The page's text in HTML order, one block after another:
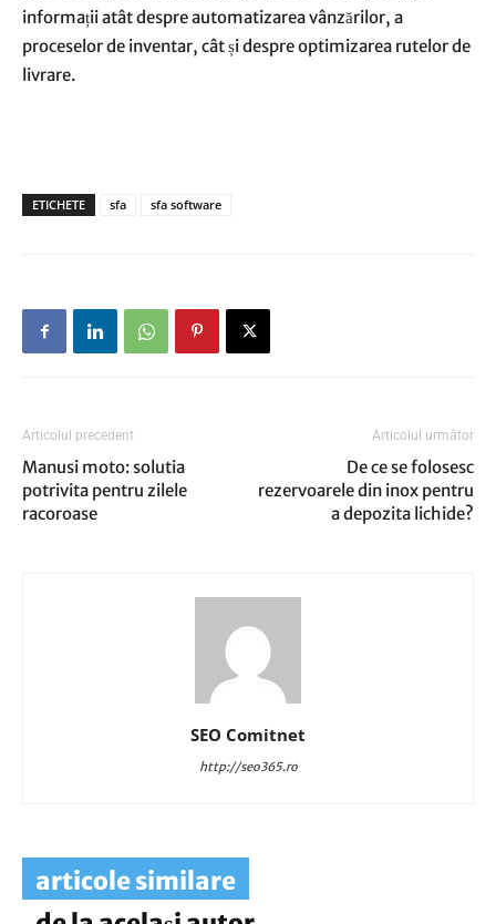
informații atât despre automatizarea vânzărilor, a
proceselor de inventar, cât și despre optimizarea rutelor de
livrare.
ETICHETE sfa sfa software
Articolul precedent
Manusi moto: solutia
potrivita pentru zilele
racoroase
Articolul următor
De ce se folosesc
rezervoarele din inox pentru
a depozita lichide?
SEO Comitnet
http://seo365.ro
articole similare